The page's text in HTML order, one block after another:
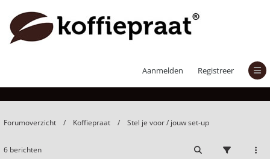
Aanmelden Registreer
Forumoverzicht Koffiepraat Stel je voor / jouw set-up
6 berichten